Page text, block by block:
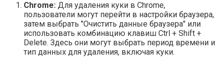
Chrome: Для удаления куки в Chrome,
пользователи могут перейти в настройки браузера,
затем выбрать "Очистить данные браузера" или
использовать комбинацию клавиш Ctrl + Shift +
Delete. Здесь они могут выбрать период времени и
тип данных для удаления, включая куки.